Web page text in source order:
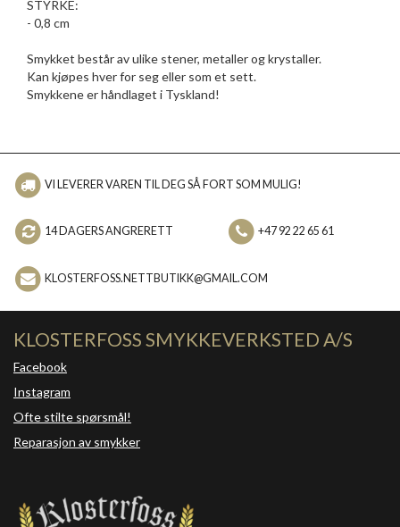
STYRKE:
- 0,8 cm
Smykket består av ulike stener, metaller og krystaller.
Kan kjøpes hver for seg eller som et sett.
Smykkene er håndlaget i Tyskland!
VI LEVERER VAREN TIL DEG SÅ FORT SOM MULIG!
14 DAGERS ANGRERETT +47 92 22 65 61
KLOSTERFOSS.NETTBUTIKK@GMAIL.COM
KLOSTERFOSS SMYKKEVERKSTED A/S
Facebook
Instagram
Ofte stilte spørsmål!
Reparasjon av smykker